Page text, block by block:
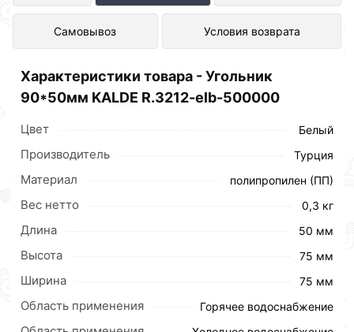
Самовывоз Условия возврата
elb-500000 представлен в
интернет-магазине Сантехника по
Характеристики товара - Угольник
90*50мм KALDE R.3212-elb-500000
Цвет Белый
Производитель Турция
Материал полипропилен (ПП)
Вес нетто 0,3 кг
Длина 50 мм
Высота 75 мм
Ширина 75 мм
Область применения Горячее водоснабжение